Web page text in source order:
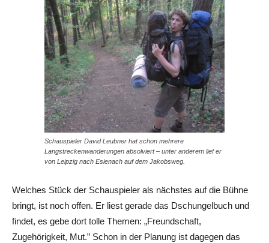
Schauspieler David Leubner hat schon mehrere
Langstreckenwanderungen absolviert – unter anderem lief er
von Leipzig nach Esienach auf dem Jakobsweg.
Welches Stück der Schauspieler als nächstes auf die Bühne
bringt, ist noch offen. Er liest gerade das Dschungelbuch und
findet, es gebe dort tolle Themen: „Freundschaft,
Zugehörigkeit, Mut.” Schon in der Planung ist dagegen das